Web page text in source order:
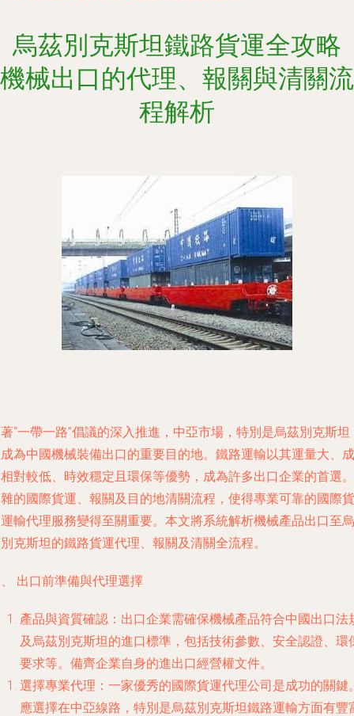
烏茲別克斯坦鐵路貨運全攻略
機械出口的代理、報關與清關流
程解析
“一帶一路”倡議的深入推進，中亞市場，特別是烏茲別克斯坦
為中國機械裝備出口的重要目的地。鐵路運輸以其運量大、成
對較低、時效穩定且環保等優勢，成為許多出口企業的首選。
的國際貨運、報關及目的地清關流程，使得專業可靠的國際貨
輸代理服務變得至關重要。本文將系統解析機械產品出口至烏
克斯坦的鐵路貨運代理、報關及清關全流程。
出口前準備與代理選擇
產品與資質確認 ：出口企業需確保機械產品符合中國出口法
及烏茲別克斯坦的進口標準，包括技術參數、安全認證、環
要求等。備齊企業自身的進出口經營權文件。
選擇專業代理 ：一家優秀的國際貨運代理公司是成功的關鍵
應選擇在中亞線路，特別是烏茲別克斯坦鐵路運輸方面有豐